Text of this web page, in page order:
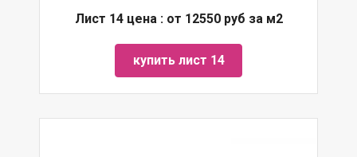
Лист 14 цена : от 12550 руб за м2
купить лист 14